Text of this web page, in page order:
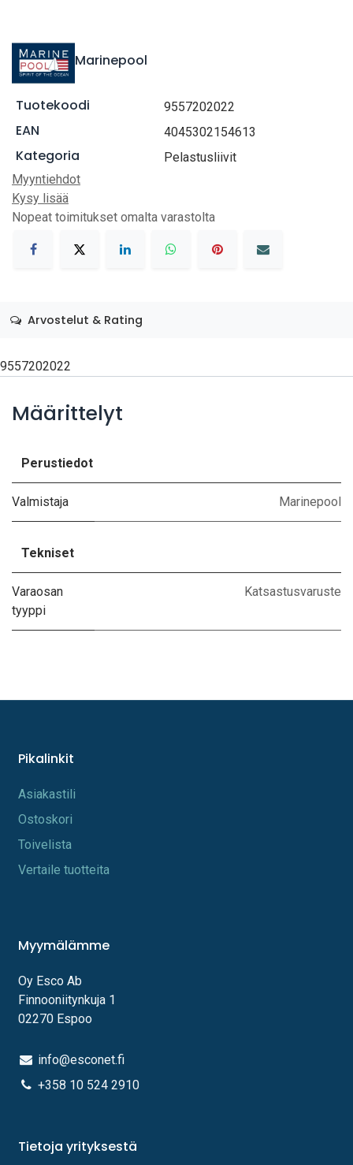
Marinepool
Tuotekoodi 9557202022
EAN 4045302154613
Kategoria
Pelastusliivit
Myyntiehdot
Kysy lisää
Nopeat toimitukset omalta varastolta
Arvostelut & Rating
9557202022
Määrittelyt
Perustiedot
Valmistaja Marinepool
Tekniset
Varaosan
tyyppi
Katsastusvaruste
Pikalinkit
A​s​iakastili
Os​toskori
Toi​velista
Vertaile tuotteita
Myymälämme
Oy Esco Ab
Finnooniitynkuja 1
02270 Espoo
info@esconet.fi
+358 10 524 2910
Tietoja yrityksestä